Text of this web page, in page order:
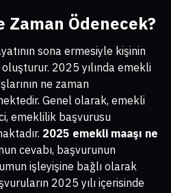
Zaman Ödenecek?
sona ermesiyle kişinin
2025 yılında emekli
ne zaman
Genel olarak, emekli
emeklilik başvurusu
2025 emekli maaşı ne
cevabı, başvurunun
işleyişine bağlı olarak
2025 yılı içerisinde